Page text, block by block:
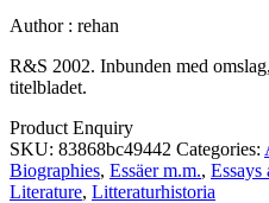
Author : rehan
R&S 2002. Inbunden med
titelbladet.
Product Enquiry
SKU: 83868bc49442 Categories:
Biographies, Essäer m.m., Essays
Literature, Litteraturhistoria